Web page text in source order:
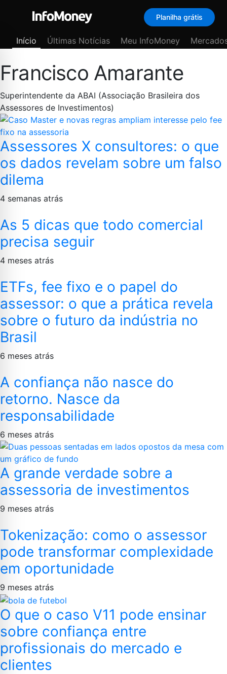
Planilha grátis
Início Últimas Notícias Meu InfoMoney
Francisco Amarante
Superintendente da ABAI (Associação Brasileira dos
Assessores de Investimentos)
Assessores X consultores: o que
os dados revelam sobre um falso
dilema
4 semanas atrás
As 5 dicas que todo comercial
precisa seguir
4 meses atrás
ETFs, fee fixo e o papel do
assessor: o que a prática revela
sobre o futuro da indústria no
Brasil
6 meses atrás
A confiança não nasce do
retorno. Nasce da
responsabilidade
6 meses atrás
A grande verdade sobre a
assessoria de investimentos
9 meses atrás
Tokenização: como o assessor
pode transformar complexidade
em oportunidade
9 meses atrás
O que o caso V11 pode ensinar
sobre confiança entre
profissionais do mercado e
clientes